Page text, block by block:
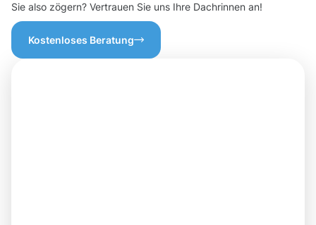
Sie also zögern? Vertrauen Sie uns Ihre Dachrinnen an!
Kostenloses Beratung